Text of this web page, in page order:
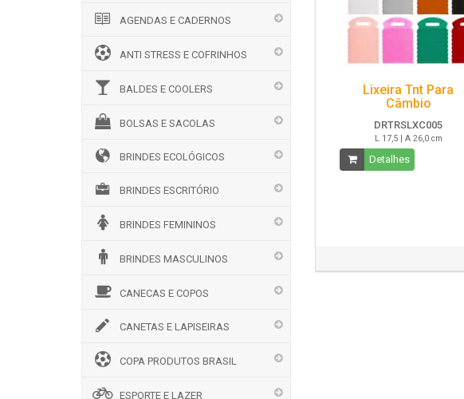
AGENDAS E CADERNOS
ANTI STRESS E COFRINHOS
BALDES E COOLERS
BOLSAS E SACOLAS
BRINDES ECOLÓGICOS
BRINDES ESCRITÓRIO
BRINDES FEMININOS
BRINDES MASCULINOS
CANECAS E COPOS
CANETAS E LAPISEIRAS
COPA PRODUTOS BRASIL
ESPORTE E LAZER
Lixeira Tnt Para
Câmbio
DRTRSLXC005
L 17,5 | A 26,0 cm
Detalhes